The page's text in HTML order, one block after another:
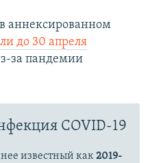
аннексированном
до 30 апреля
за пандемии
COVID-19
известный как2019-